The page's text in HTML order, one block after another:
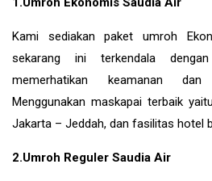
Kami sediakan paket umroh
sekarang ini terkendala
memerhatikan keamanan dan
Menggunakan maskapai terbaik
Jakarta – Jeddah, dan fasilitas hotel
2.Umroh Reguler Saudia Air